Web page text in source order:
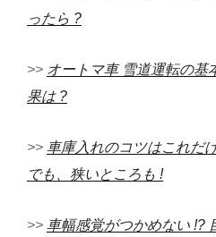
ったら ?
>> オートマ車 雪道運転の基
果は ?
>> 車庫入れのコツはこれだ
でも、狭いところも !
>> 車幅感覚がつかめない !?